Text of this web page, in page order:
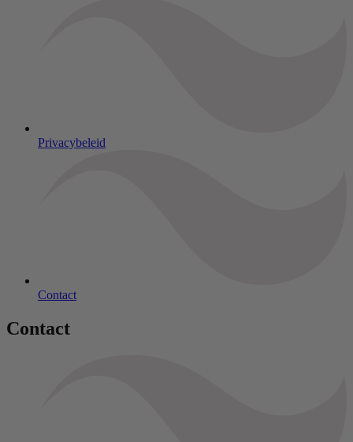
Privacybeleid
Contact
Contact